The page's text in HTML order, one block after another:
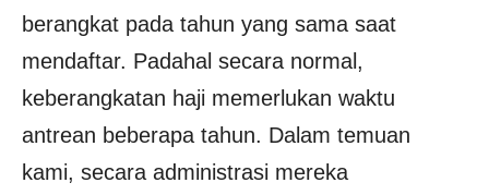
berangkat pada tahun yang sama saat
mendaftar. Padahal secara normal,
keberangkatan haji memerlukan waktu
antrean beberapa tahun. Dalam temuan
kami, secara administrasi mereka